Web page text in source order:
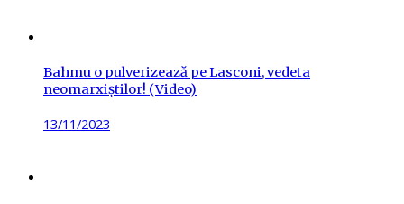
Bahmu o pulverizează pe Lasconi, vedeta
neomarxiștilor! (Video)
Posted
13/11/2023